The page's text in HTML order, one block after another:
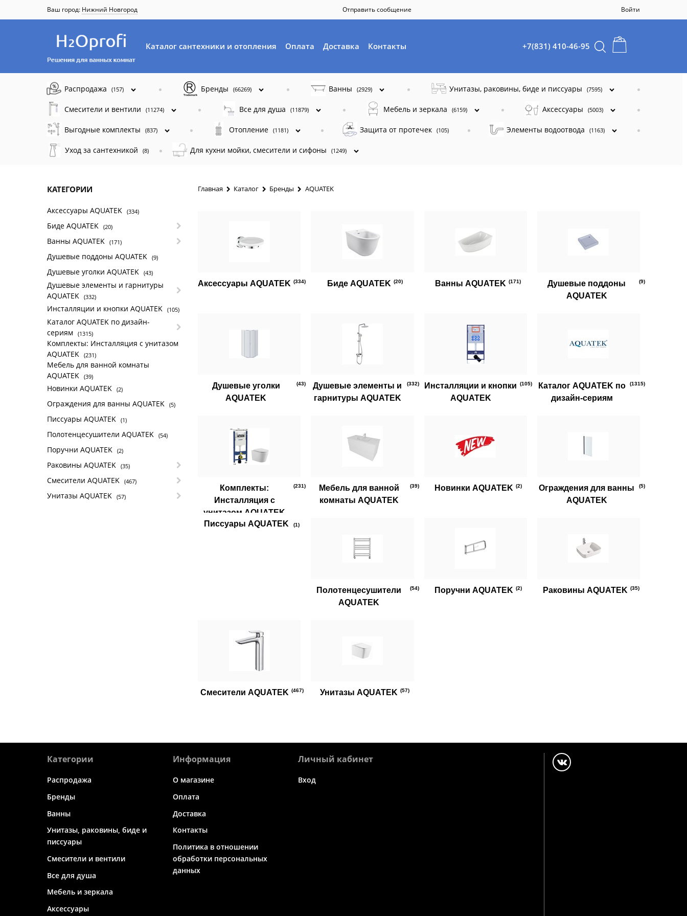
Ваш город: Нижний Новгород Отправить сообщение Войти
Каталог сантехники и отопления Оплата Доставка Контакты +7(831) 410-46-95
Распродажа (157) Бренды (66269) Ванны (2929) Унитазы, раковины, биде и писсуары (7595)
Смесители и вентили (11274) Все для душа (11879) Мебель и зеркала (6159) Аксессуары (5003)
Выгодные комплекты (837) Отопление (1181) Защита от протечек (105) Элементы водоотвода (1163)
Уход за сантехникой (8) Для кухни мойки, смесители и сифоны (1249)
КАТЕГОРИИ
Аксессуары AQUATEK (334)
Биде AQUATEK (20)
Ванны AQUATEK (171)
Душевые поддоны AQUATEK (9)
Душевые уголки AQUATEK (43)
Душевые элементы и гарнитуры
AQUATEK (332)
Инсталляции и кнопки AQUATEK (105)
Каталог AQUATEK по дизайн-
сериям
(1315)
Комплекты: Инсталляция с унитазом
AQUATEK (231)
Мебель для ванной комнаты
AQUATEK (39)
Новинки AQUATEK (2)
Ограждения для ванны AQUATEK (5)
Писсуары AQUATEK (1)
Полотенцесушители AQUATEK (54)
Поручни AQUATEK (2)
Раковины AQUATEK (35)
Смесители AQUATEK (467)
Унитазы AQUATEK (57)
Главная Каталог Бренды AQUATEK
Аксессуары AQUATEK (334) Биде AQUATEK (20) Ванны AQUATEK (171)
Душевые поддоны
AQUATEK
(9)
Душевые уголки
AQUATEK
(43)
Душевые элементы и
гарнитуры AQUATEK
(332)
Инсталляции и кнопки
AQUATEK
(105)
Каталог AQUATEK по
дизайн-сериям
(1315)
Комплекты:
Инсталляция с
унитазом AQUATEK
(231)
Мебель для ванной
комнаты AQUATEK
(39) Новинки AQUATEK (2)
Ограждения для ванны
AQUATEK
(5)
Писсуары AQUATEK (1)
Полотенцесушители
AQUATEK
(54) Поручни AQUATEK (2) Раковины AQUATEK (35)
Смесители AQUATEK (467) Унитазы AQUATEK (57)
Категории
Распродажа
Бренды
Ванны
Унитазы, раковины, биде и
писсуары
Смесители и вентили
Все для душа
Мебель и зеркала
Аксессуары
Информация
О магазине
Оплата
Доставка
Контакты
Политика в отношении
обработки персональных
данных
Личный кабинет
Вход